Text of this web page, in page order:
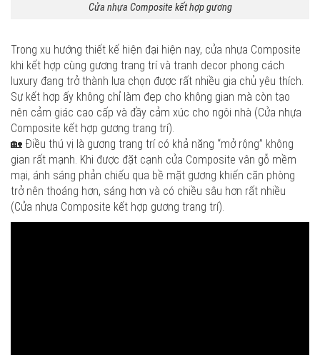
Cửa nhựa Composite kết hợp gương
Trong xu hướng thiết kế hiện đại hiện nay, cửa nhựa Composite
khi kết hợp cùng gương trang trí và tranh decor phong cách
luxury đang trở thành lựa chọn được rất nhiều gia chủ yêu thích.
Sự kết hợp ấy không chỉ làm đẹp cho không gian mà còn tạo
nên cảm giác cao cấp và đầy cảm xúc cho ngôi nhà (Cửa nhựa
Composite kết hợp gương trang trí).
🏡 Điều thú vị là gương trang trí có khả năng “mở rộng” không
gian rất mạnh. Khi được đặt cạnh cửa Composite vân gỗ mềm
mại, ánh sáng phản chiếu qua bề mặt gương khiến căn phòng
trở nên thoáng hơn, sáng hơn và có chiều sâu hơn rất nhiều
(Cửa nhựa Composite kết hợp gương trang trí).